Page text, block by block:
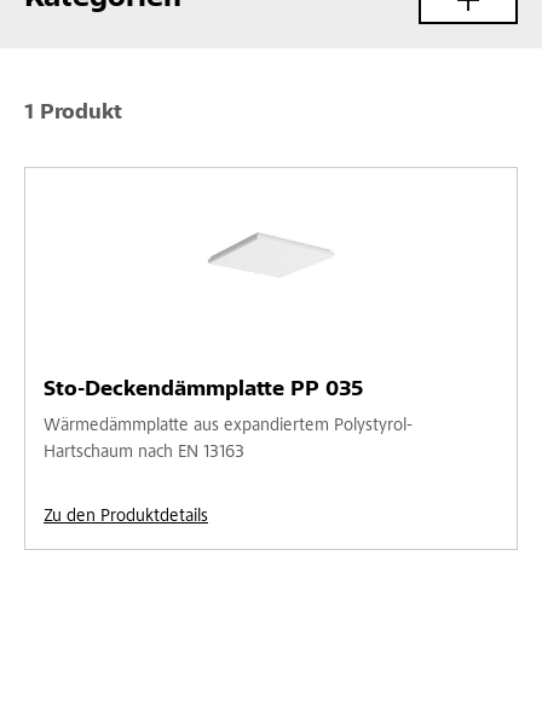
1 Produkt
Sto-Deckendämmplatte PP 035
Wärmedämmplatte aus expandiertem Polystyrol-
Hartschaum nach EN 13163
Zu den Produktdetails